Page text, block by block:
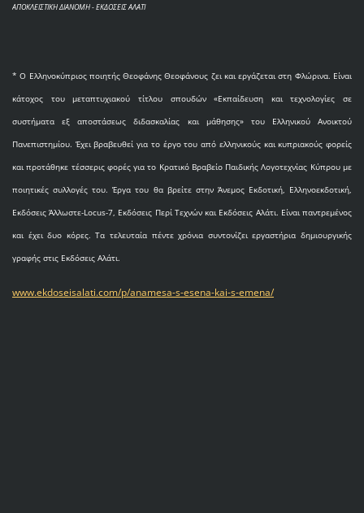
ΑΠΟΚΛΕΙΣΤΙΚΗ ΔΙΑΝΟΜΗ - ΕΚΔΟΣΕΙΣ ΑΛΑΤΙ
* O Eλληνοκύπριος ποιητής Θεοφάνης Θεοφάνους ζει και εργάζεται στη Φλώρινα. Είναι
κάτοχος του μεταπτυχιακού τίτλου σπουδών «Εκπαίδευση και τεχνολογίες σε
συστήματα εξ αποστάσεως διδασκαλίας και μάθησης» του Ελληνικού Ανοικτού
Πανεπιστημίου. Έχει βραβευθεί για το έργο του από ελληνικούς και κυπριακούς φορείς
και προτάθηκε τέσσερις φορές για το Κρατικό Βραβείο Παιδικής Λογοτεχνίας Κύπρου με
ποιητικές συλλογές του. Έργα του θα βρείτε στην Άνεμος Εκδοτική, Ελληνοεκδοτική,
Εκδόσεις Άλλωστε-Locus-7, Εκδόσεις Περί Τεχνών και Εκδόσεις Αλάτι. Είναι παντρεμένος
και έχει δυο κόρες. Τα τελευταία πέντε χρόνια συντονίζει εργαστήρια δημιουργικής
γραφής στις Εκδόσεις Αλάτι.
www.ekdoseisalati.com/p/anamesa-s-esena-kai-s-emena/